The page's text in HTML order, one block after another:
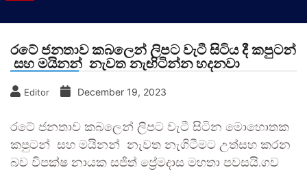
රටේ ජනතාව කබලෙන් ලිපට වැටී සිටිය දී කපුටන්
සහ මයිනන් නැවත නැඟිටින්න හදනවා
Editor December 19, 2023
රටේ ජනතාව කබලෙන් ලිපට වැටී සිටින මොහොතක
කපුටන් සහ මයිනන් නැවත නැගිටීමට උත්සහ කරන
බව විපක්ෂ නායක සජිත් ප්‍රේමදාස මහතා පවසයි.ගව